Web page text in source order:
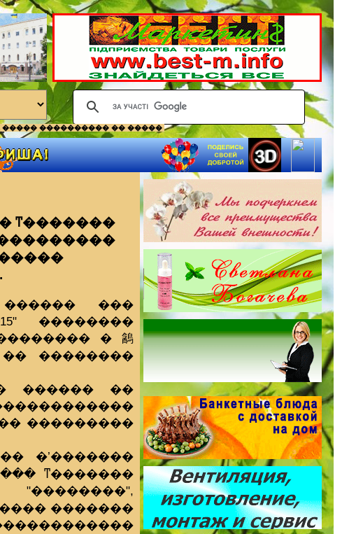
����� ���������� �� �����
ͳ�������
���
��������
� 䳺
��������
������ ��
���������
�’�������
ͳ�������
�������